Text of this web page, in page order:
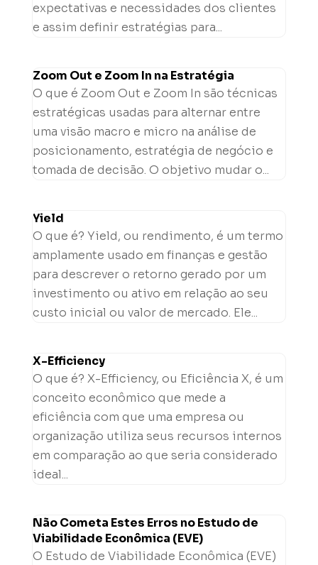
expectativas e necessidades dos clientes
e assim definir estratégias para...
Zoom Out e Zoom In na Estratégia
O que é Zoom Out e Zoom In são técnicas
estratégicas usadas para alternar entre
uma visão macro e micro na análise de
posicionamento, estratégia de negócio e
tomada de decisão. O objetivo mudar o...
Yield
O que é? Yield, ou rendimento, é um termo
amplamente usado em finanças e gestão
para descrever o retorno gerado por um
investimento ou ativo em relação ao seu
custo inicial ou valor de mercado. Ele...
X-Efficiency
O que é? X-Efficiency, ou Eficiência X, é um
conceito econômico que mede a
eficiência com que uma empresa ou
organização utiliza seus recursos internos
em comparação ao que seria considerado
ideal...
Não Cometa Estes Erros no Estudo de
Viabilidade Econômica (EVE)
O Estudo de Viabilidade Econômica (EVE)